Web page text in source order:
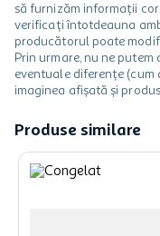
să furnizăm informații
verificați întotdeauna
producătorul poate
Prin urmare, nu ne
eventuale diferențe (cum
imaginea afișată și
Produse similare